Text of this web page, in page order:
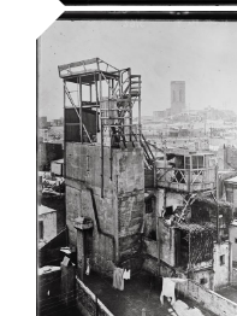
Carrer d’en
Malla